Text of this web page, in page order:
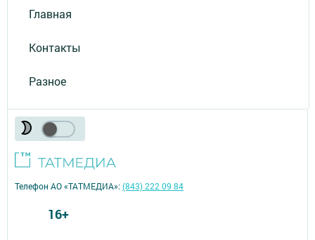
Главная
Контакты
Разное
Телефон АО «ТАТМЕДИА»:(843) 222 09 84
16+